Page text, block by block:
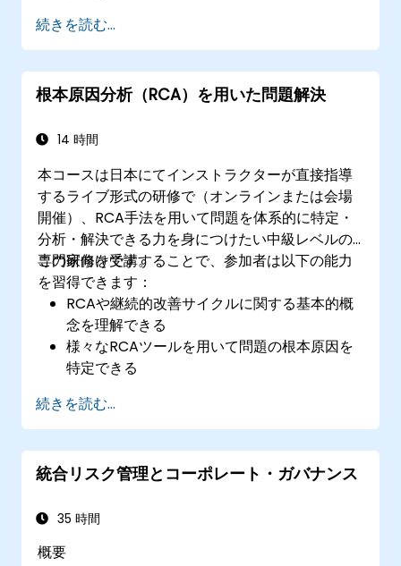
ーン図）、失敗モード・影響分析（FMEA）と
いったRCAツールを用いることができる
RCAの結果に基づき是正処置および予防策を
立案できる
ロセスへ統合させることができる
続きを読む...
根本原因分析（RCA）を用いた問題解決
14 時間
本コースは日本にてインストラクターが直接指導
するライブ形式の研修で（オンラインまたは会場
開催）、RCA手法を用いて問題を体系的に特定・
分析・解決できる力を身につけたい中級レベルの
専門家向けです。
この研修を受講することで、参加者は以下の能力
を習得できます：
RCAや継続的改善サイクルに関する基本的概
念を理解できる
様々なRCAツールを用いて問題の根本原因を
特定できる
RCA手法を組織全体の改善や予防活動に取り
入れられる
続きを読む...
統合リスク管理とコーポレート・ガバナンス
35 時間
概要